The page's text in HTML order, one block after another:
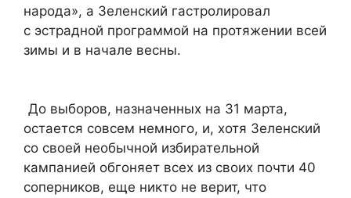
народа», а Зеленский гастролировал
с эстрадной программой на протяжении всей
зимы и в начале весны.
До выборов, назначенных на 31 марта,
остается совсем немного, и, хотя Зеленский
со своей необычной избирательной
кампанией обгоняет всех из своих почти 40
соперников, еще никто не верит, что